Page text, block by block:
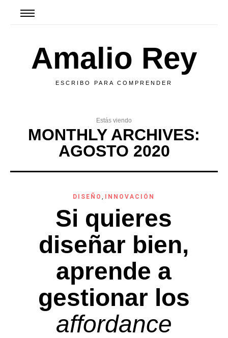
Amalio Rey
ESCRIBO PARA COMPRENDER
Estás viendo
MONTHLY ARCHIVES:
AGOSTO 2020
DISEÑO, INNOVACIÓN
Si quieres
diseñar bien,
aprende a
gestionar los
affordance